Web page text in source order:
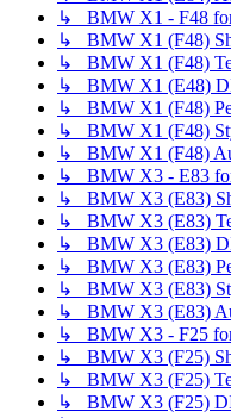
↳ BMW X1 - F48
↳ BMW X1 (F48)
↳ BMW X1 (F48)
↳ BMW X1 (E48)
↳ BMW X1 (F48)
↳ BMW X1 (F48)
↳ BMW X1 (F48)
↳ BMW X3 - E83
↳ BMW X3 (E83)
↳ BMW X3 (E83)
↳ BMW X3 (E83)
↳ BMW X3 (E83)
↳ BMW X3 (E83)
↳ BMW X3 (E83)
↳ BMW X3 - F25
↳ BMW X3 (F25)
↳ BMW X3 (F25)
↳ BMW X3 (F25)